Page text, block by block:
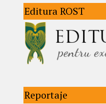
Editura ROST
Reportaje